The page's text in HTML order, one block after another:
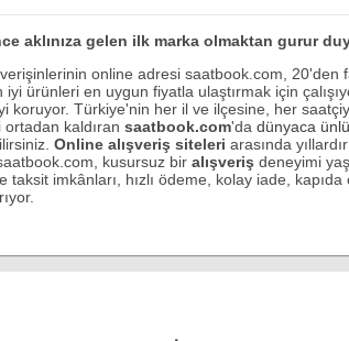
aklınıza gelen ilk marka olmaktan gurur
online adresi saatbook.com,
ürünleri en uygun fiyatla ulaştırmak için
koruyor. Türkiye'nin her il ve ilçesine, her
kaldıran saatbook.com'da dünyaca
Online alışveriş siteleri arasında
kusursuz bir alışveriş deneyimi
imkânları, hızlı ödeme, kolay iade,